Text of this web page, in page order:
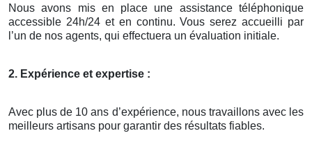
Nous avons mis en place une assistance téléphonique
accessible 24h/24 et en continu. Vous serez accueilli par
l’un de nos agents, qui effectuera un évaluation initiale.
2. Expérience et expertise :
Avec plus de 10 ans d’expérience, nous travaillons avec les
meilleurs artisans pour garantir des résultats fiables.